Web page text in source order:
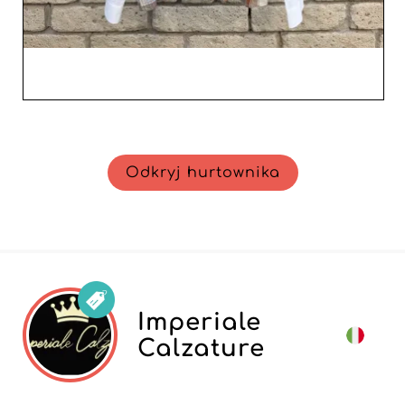
Odkryj hurtownika
Imperiale
Calzature